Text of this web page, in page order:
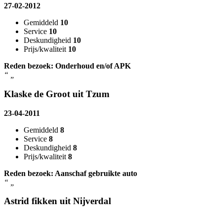
27-02-2012
Gemiddeld 10
Service 10
Deskundigheid 10
Prijs/kwaliteit 10
Reden bezoek: Onderhoud en/of APK
“
Klaske de Groot uit Tzum
23-04-2011
Gemiddeld 8
Service 8
Deskundigheid 8
Prijs/kwaliteit 8
Reden bezoek: Aanschaf gebruikte auto
“
Astrid fikken uit Nijverdal